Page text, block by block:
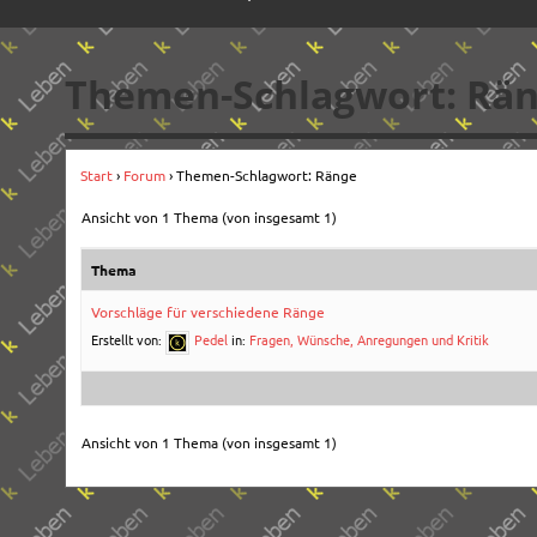
Themen-Schlagwort:
Start › Forum › Themen-Schlagwort: Ränge
Ansicht von 1 Thema (von insgesamt 1)
Thema
Vorschläge für verschiedene Ränge
Erstellt von:
Pedel in: Fragen, Wünsche, Anregungen und Kritik
Ansicht von 1 Thema (von insgesamt 1)